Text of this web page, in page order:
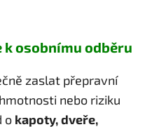
osobnímu odběru
zaslat přepravní
nebo riziku
o kapoty, dveře,